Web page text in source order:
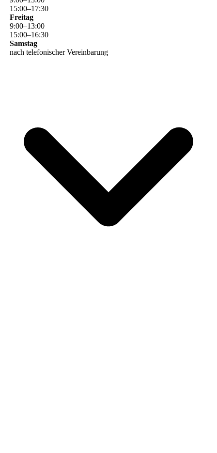
15:00–17:30
Freitag
9:00–13:00
15:00–16:30
Samstag
nach telefonischer Vereinbarung